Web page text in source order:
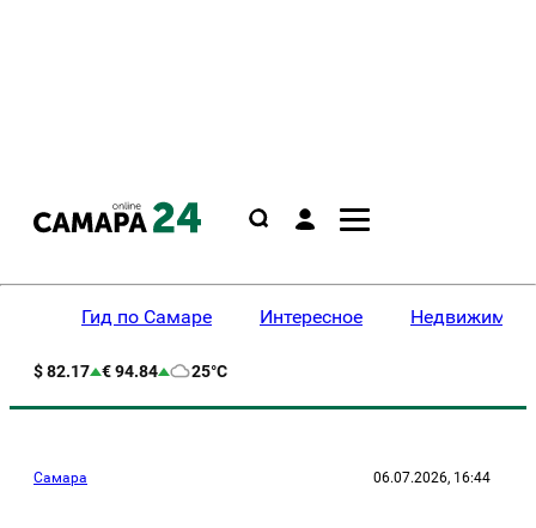
Гид по Самаре Интересное
$ 82.17 € 94.84 25°C
Самара 06.07.2026, 16:44